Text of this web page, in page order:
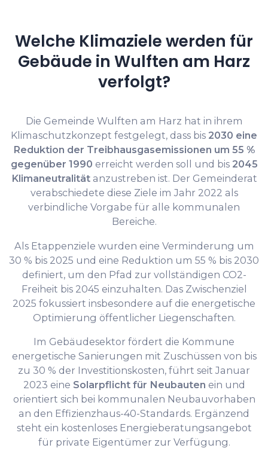
Welche Klimaziele werden für
Gebäude in Wulften am Harz
verfolgt?
Die Gemeinde Wulften am Harz hat in ihrem
Klimaschutzkonzept festgelegt, dass bis 2030 eine
Reduktion der Treibhausgasemissionen um 55 %
gegenüber 1990 erreicht werden soll und bis 2045
Klimaneutralitätanzustreben ist. Der Gemeinderat
verabschiedete diese Ziele im Jahr 2022 als
verbindliche Vorgabe für alle kommunalen
Bereiche.
Als Etappenziele wurden eine Verminderung um
30 % bis 2025 und eine Reduktion um 55 % bis 2030
definiert, um den Pfad zur vollständigen CO2-
Freiheit bis 2045 einzuhalten. Das Zwischenziel
2025 fokussiert insbesondere auf die energetische
Optimierung öffentlicher Liegenschaften.
Im Gebäudesektor fördert die Kommune
energetische Sanierungen mit Zuschüssen von bis
zu 30 % der Investitionskosten, führt seit Januar
2023 eine Solarpflicht für Neubauten ein und
orientiert sich bei kommunalen Neubauvorhaben
an den Effizienzhaus-40-Standards. Ergänzend
steht ein kostenloses Energieberatungsangebot
für private Eigentümer zur Verfügung.